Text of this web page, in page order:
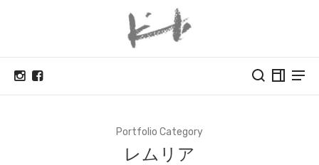
Portfolio Category
レムリア